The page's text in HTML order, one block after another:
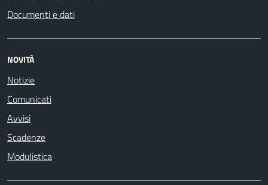
Documenti e dati
NOVITÀ
Notizie
Comunicati
Avvisi
Scadenze
Modulistica